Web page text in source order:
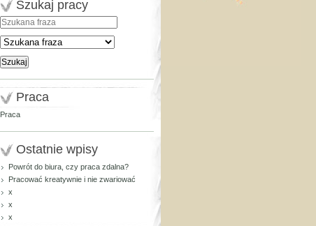
Szukaj pracy
Praca
Praca
Ostatnie wpisy
Powrót do biura, czy praca zdalna?
Pracować kreatywnie i nie zwariować
x
x
x